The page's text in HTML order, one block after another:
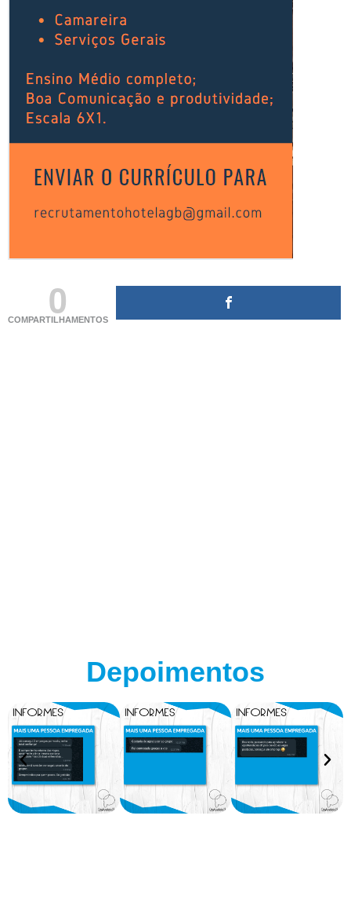
0
COMPARTILHAMENTOS
Depoimentos